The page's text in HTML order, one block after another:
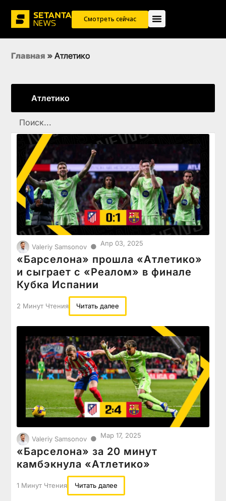
Смотреть сейчас
Главная » Атлетико
Атлетико
Valeriy Samsonov ● Апр 03, 2025
«Барселона» прошла «Атлетико»
и сыграет с «Реалом» в финале
Кубка Испании
2 Минут Чтения Читать далее
Valeriy Samsonov ● Мар 17, 2025
«Барселона» за 20 минут
камбэкнула «Атлетико»
1 Минут Чтения Читать далее